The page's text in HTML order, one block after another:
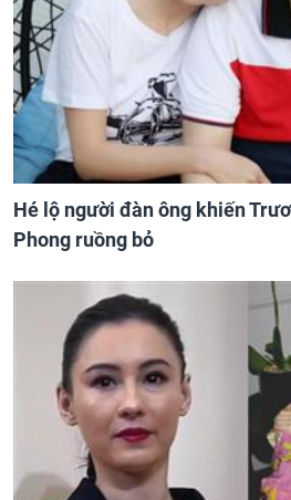
Hé lộ người đàn ông khiến
Phong ruồng bỏ